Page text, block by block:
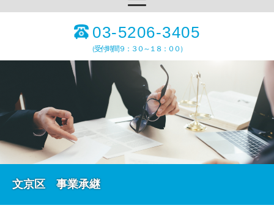
03-5206-3405
（受付時間９：３０～１８：００）
文京区 事業承継